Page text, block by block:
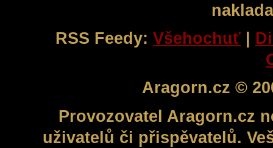
RSS Feedy: Všehochuť |
Aragorn.cz ©
Provozovatel Aragorn.cz
uživatelů či přispěvatelů.